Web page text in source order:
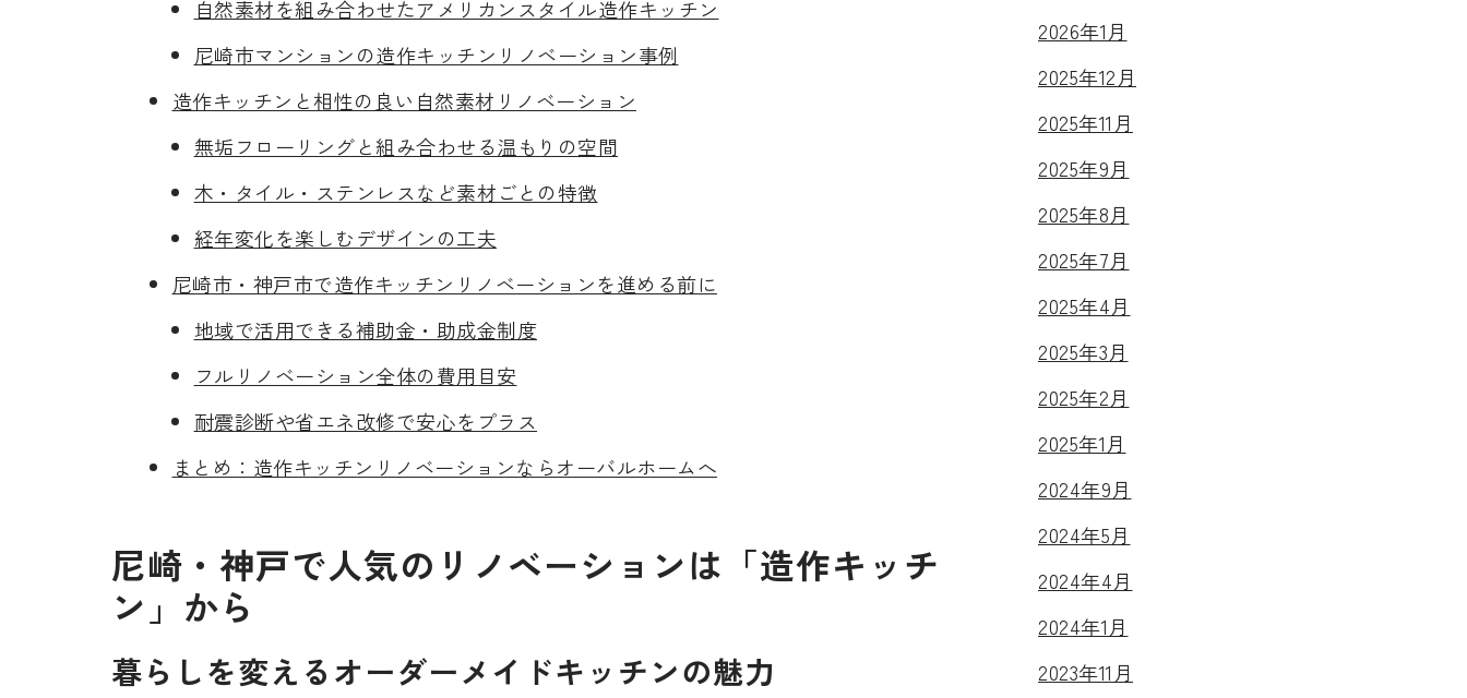
自然素材を組み合わせたアメリカンスタイル造作キッチン
尼崎市マンションの造作キッチンリノベーション事例
造作キッチンと相性の良い自然素材リノベーション
無垢フローリングと組み合わせる温もりの空間
木・タイル・ステンレスなど素材ごとの特徴
経年変化を楽しむデザインの工夫
尼崎市・神戸市で造作キッチンリノベーションを進める前に
地域で活用できる補助金・助成金制度
フルリノベーション全体の費用目安
耐震診断や省エネ改修で安心をプラス
まとめ：造作キッチンリノベーションならオーバルホームへ
尼崎・神戸で人気のリノベーションは「造作キッチ
ン」から
暮らしを変えるオーダーメイドキッチンの魅力
2026年1月
2025年12月
2025年11月
2025年9月
2025年8月
2025年7月
2025年4月
2025年3月
2025年2月
2025年1月
2024年9月
2024年5月
2024年4月
2024年1月
2023年11月